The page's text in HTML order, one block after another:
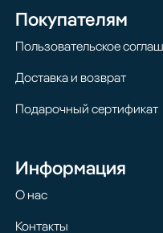
Покупателям
Пользовательское
Доставка и возврат
Подарочный сертификат
Информация
О нас
Контакты